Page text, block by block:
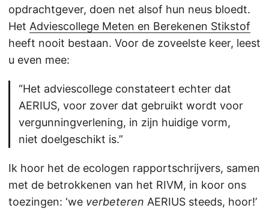
opdrachtgever, doen net alsof hun neus bloedt.
Het Adviescollege Meten en Berekenen Stikstof
heeft nooit bestaan. Voor de zoveelste keer, leest
u even mee:
“Het adviescollege constateert echter dat
AERIUS, voor zover dat gebruikt wordt voor
vergunningverlening, in zijn huidige vorm,
niet doelgeschikt is.”
Ik hoor het de ecologen rapportschrijvers, samen
met de betrokkenen van het RIVM, in koor ons
toezingen: ‘we verbeteren AERIUS steeds, hoor!’